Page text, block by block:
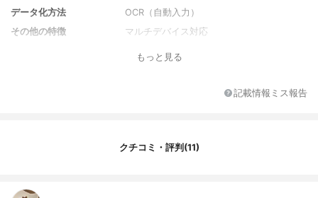
データ化方法
OCR（自動入力）
その他の特徴
マルチデバイス対応
もっと見る
記載情報ミス報告
クチコミ・評判(11)